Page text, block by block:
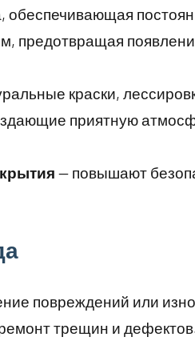
обеспечивающая
предотвращая
краски,
приятную
— повышают
повреждений или
трещин и